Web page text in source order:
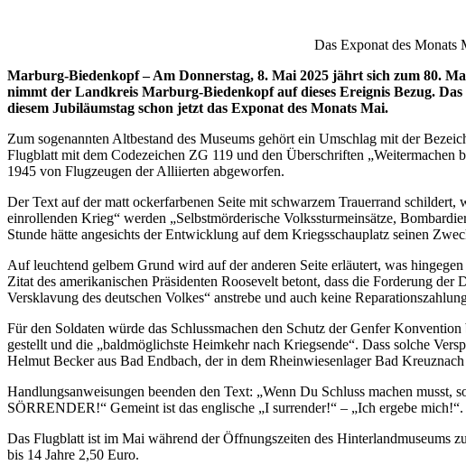
Das Exponat des Monats
Marburg-Biedenkopf–Am Donnerstag, 8. Mai 2025 jährt sich zum 80.
nimmt der Landkreis Marburg-Biedenkopf auf dieses Ereignis Bezug.
diesem Jubiläumstag schon jetzt das Exponat des Monats Mai.
Zum sogenannten Altbestand des Museums gehört ein Umschlag mit der
Flugblatt mit dem Codezeichen ZG 119 und den Überschriften „Weitermachen
1945 von Flugzeugen der Alliierten abgeworfen.
Der Text auf der matt ockerfarbenen Seite mit schwarzem Trauerrand
einrollenden Krieg“ werden „Selbstmörderische Volkssturmeinsätze,
Stunde hätte angesichts der Entwicklung auf dem Kriegsschauplatz seinen
Auf leuchtend gelbem Grund wird auf der anderen Seite erläutert, was
Zitat des amerikanischen Präsidenten Roosevelt betont, dass die Forderung
Versklavung des deutschen Volkes“ anstrebe und auch keine
Für den Soldaten würde das Schlussmachen den Schutz der Genfer
gestellt und die „baldmöglichste Heimkehr nach Kriegsende“. Dass solche
Helmut Becker aus Bad Endbach, der in dem Rheinwiesenlager Bad
Handlungsanweisungen beenden den Text: „Wenn Du Schluss machen
SÖRRENDER!“ Gemeint ist das englische „I surrender!“ – „Ich ergebe mich!“.
Das Flugblatt ist im Mai während der Öffnungszeiten des Hinterlandmuseums
bis 14 Jahre 2,50 Euro.